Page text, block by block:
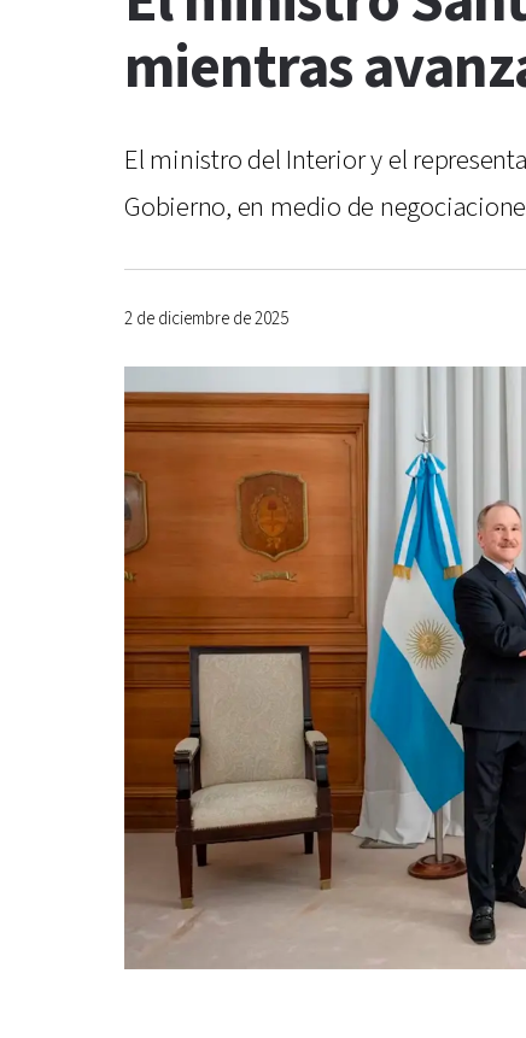
mientras
El ministro del Interior y el
Gobierno, en medio de
2 de diciembre de 2025